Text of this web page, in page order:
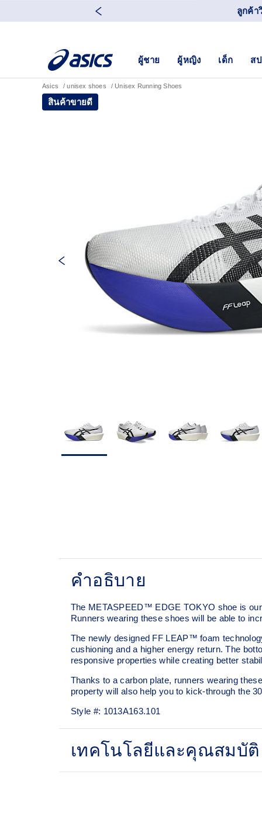
ลูกค้า
ผู้ชาย ผู้หญิง เด็ก ส
Asics unisex shoes Unisex Running Shoes
สินค้าขายดี
คำอธิบาย
The METASPEED™ EDGE TOKYO shoe is
Runners wearing these shoes will be able to
The newly designed FF LEAP™ foam
cushioning and a higher energy return. The
responsive properties while creating better
Thanks to a carbon plate, runners wearing
property will also help you to kick-through the
Style #: 1013A163.101
เทคโนโลยีและคุณสมบัติ